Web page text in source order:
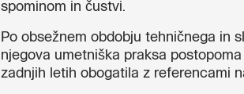
spominom in čustvi.
Po obsežnem obdobju tehničnega in
njegova umetniška praksa
zadnjih letih obogatila z referencami